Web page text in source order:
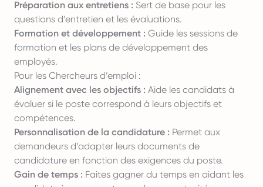
Préparation aux entretiens : Sert de base pour les
questions d’entretien et les évaluations.
Formation et développement : Guide les sessions de
formation et les plans de développement des
employés.
Pour les Chercheurs d’emploi :
Alignement avec les objectifs : Aide les candidats à
évaluer si le poste correspond à leurs objectifs et
compétences.
Personnalisation de la candidature : Permet aux
demandeurs d’adapter leurs documents de
candidature en fonction des exigences du poste.
Gain de temps : Faites gagner du temps en aidant les